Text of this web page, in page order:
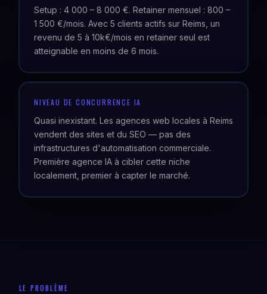
Setup : 4 000 – 8 000 €. Retainer mensuel : 800 –
1 500 €/mois. Avec 5 clients actifs sur Reims, un
revenu de 5 à 10k€/mois en retainer seul est
atteignable en moins de 6 mois.
NIVEAU DE CONCURRENCE IA
Quasi inexistant. Les agences web locales à Reims
vendent des sites et du SEO — pas des
infrastructures d'automatisation commerciale.
Première agence IA à cibler cette niche
localement, premier à capter le marché.
LE PROBLÈME